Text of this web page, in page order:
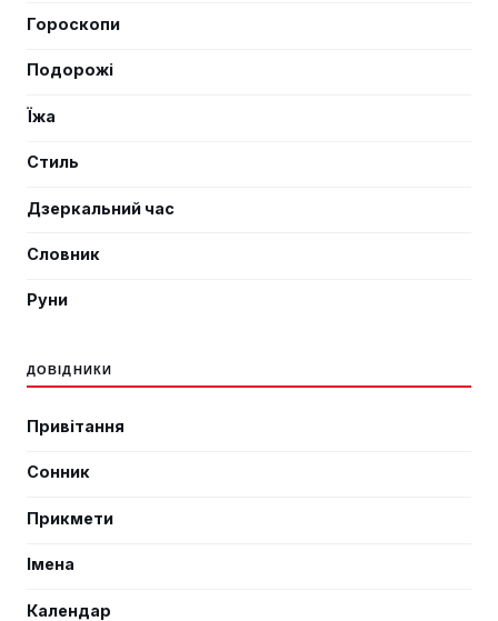
Гороскопи
Подорожі
Їжа
Стиль
Дзеркальний час
Словник
Руни
ДОВІДНИКИ
Привітання
Сонник
Прикмети
Імена
Календар